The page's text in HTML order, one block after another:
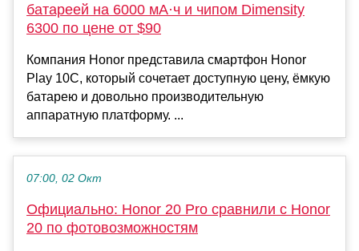
батареей на 6000 мА·ч и чипом Dimensity
6300 по цене от $90
Компания Honor представила смартфон Honor
Play 10C, который сочетает доступную цену, ёмкую
батарею и довольно производительную
аппаратную платформу. ...
07:00, 02 Окт
Официально: Honor 20 Pro сравнили с Honor
20 по фотовозможностям